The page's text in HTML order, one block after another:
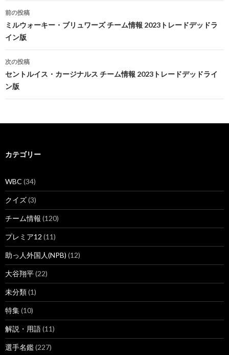
投
稿
ナ
ビ
ゲ
ー
ン
前の投稿
ミルウォーキー・ブリュワーズ チーム情報 2023トレードデッドラ
イン版
次の投稿
セントルイス・カージナルス チーム情報 2023トレードデッドライ
ン版
カテゴリー
WBC (34)
クイズ(3)
チーム情報 (120)
プレミア12 (11)
助っ人外国人(NPB) (12)
大谷翔平(22)
未分類(1)
特集(10)
解説・用語(11)
選手名鑑(227)